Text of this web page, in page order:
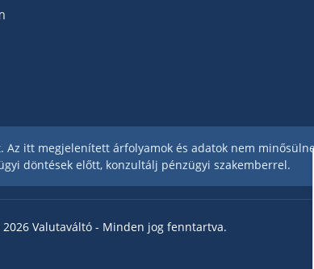
itt megjelenített árfolyamok és adatok nem
döntések előtt, konzultálj pénzügyi szakemberrel.
Valutaváltó - Minden jog fenntartva.